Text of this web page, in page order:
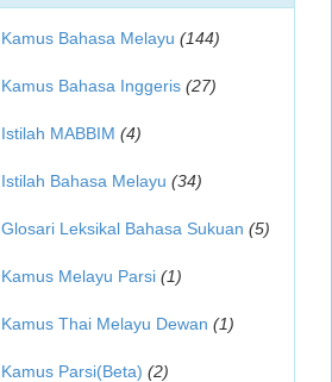
Kamus Bahasa Melayu (144)
Kamus Bahasa Inggeris (27)
Istilah MABBIM (4)
Istilah Bahasa Melayu (34)
Glosari Leksikal Bahasa Sukuan (5)
Kamus Melayu Parsi (1)
Kamus Thai Melayu Dewan (1)
Kamus Parsi(Beta) (2)